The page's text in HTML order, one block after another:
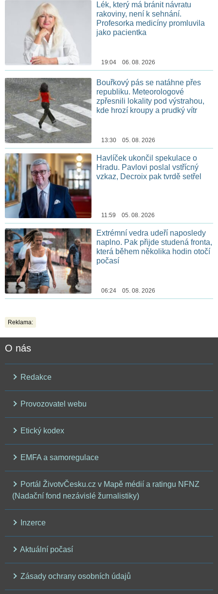
Lék, který má bránit návratu
rakoviny, není k sehnání.
Profesorka medicíny promluvila
jako pacientka
19:04 06. 08. 2026
Bouřkový pás se natáhne přes
republiku. Meteorologové
zpřesnili lokality pod výstrahou,
kde hrozí kroupy a prudký vítr
13:30 05. 08. 2026
Havlíček ukončil spekulace o
Hradu. Pavlovi poslal vstřícný
vzkaz, Decroix pak tvrdě setřel
11:59 05. 08. 2026
Extrémní vedra udeří naposledy
naplno. Pak přijde studená fronta,
která během několika hodin otočí
počasí
06:24 05. 08. 2026
Reklama:
O nás
Redakce
Provozovatel webu
Etický kodex
EMFA a samoregulace
Portál ŽivotvČesku.cz v Mapě médií a ratingu NFNZ
(Nadační fond nezávislé žurnalistiky)
Inzerce
Aktuální počasí
Zásady ochrany osobních údajů